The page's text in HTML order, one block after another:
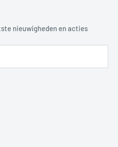
nieuwigheden en acties